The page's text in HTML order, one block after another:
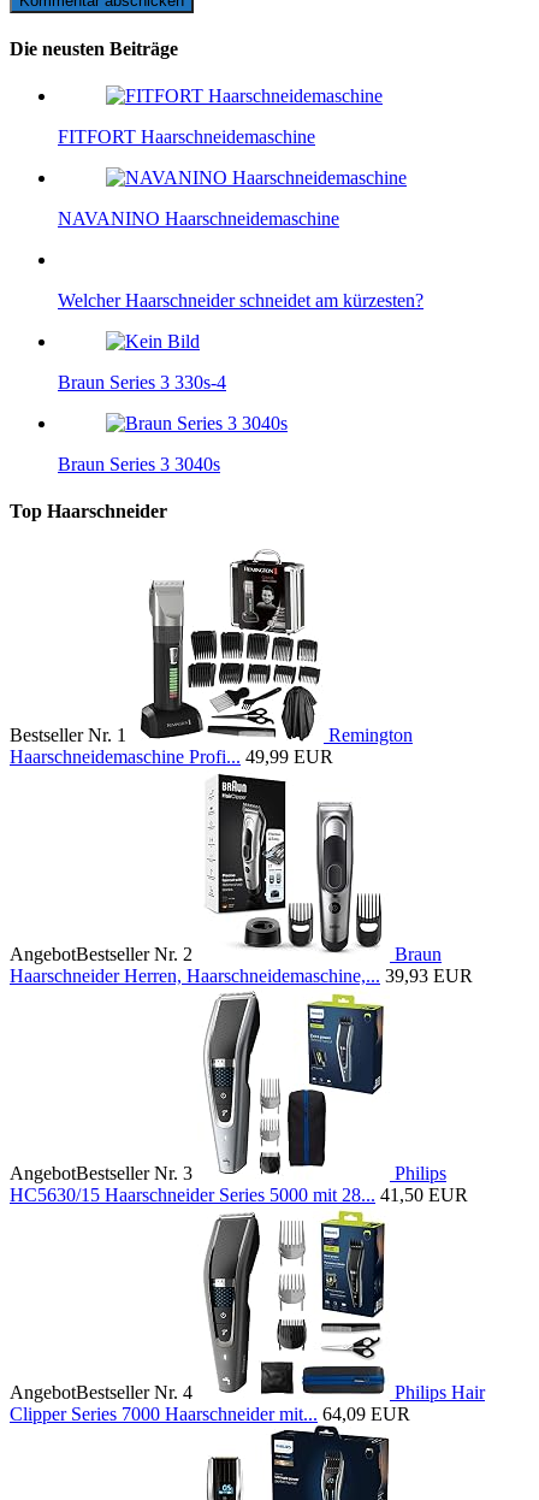
Die neusten Beiträge
FITFORT Haarschneidemaschine
NAVANINO Haarschneidemaschine
Welcher Haarschneider schneidet am kürzesten?
Braun Series 3 330s-4
Braun Series 3 3040s
Top Haarschneider
Bestseller Nr. 1
Remington
Haarschneidemaschine Profi... 49,99 EUR
AngebotBestseller Nr. 2
Braun
Haarschneider Herren, Haarschneidemaschine,... 39,93 EUR
AngebotBestseller Nr. 3
Philips
HC5630/15 Haarschneider Series 5000 mit 28... 41,50 EUR
AngebotBestseller Nr. 4
Philips Hair
Clipper Series 7000 Haarschneider mit... 64,09 EUR